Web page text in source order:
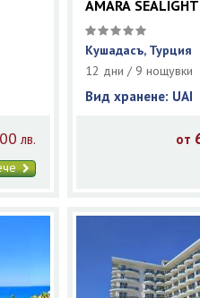
лв.
AMARA
Кушадасъ, Турция
12 дни / 9 нощувки
Вид хранене: UAI
от